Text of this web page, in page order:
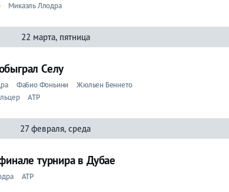
Микаэль Ллодра
22 марта, пятница
Селу
Фабио Фоньини
Жюльен Беннето
ATP
27 февраля, среда
турнира в Дубае
ATP